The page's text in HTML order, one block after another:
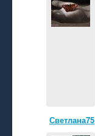
Светлана75